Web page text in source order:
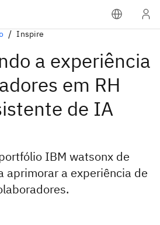
Inspire
a experiência
em RH
de IA
IBM watsonx de
aprimorar a experiência de